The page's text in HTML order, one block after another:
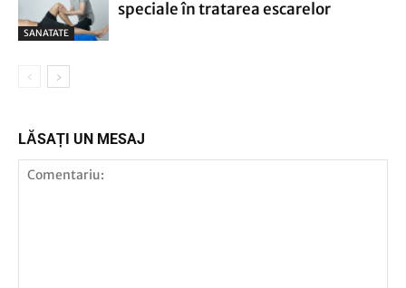
SANATATE
speciale în tratarea escarelor
LĂSAȚI UN MESAJ